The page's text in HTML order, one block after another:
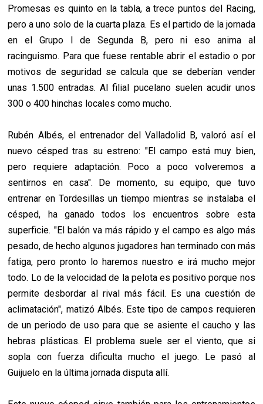
Promesas es quinto en la tabla, a trece puntos del Racing,
pero a uno solo de la cuarta plaza. Es el partido de la jornada
en el Grupo I de Segunda B, pero ni eso anima al
racinguismo. Para que fuese rentable abrir el estadio o por
motivos de seguridad se calcula que se deberían vender
unas 1.500 entradas. Al filial pucelano suelen acudir unos
300 o 400 hinchas locales como mucho.
Rubén Albés, el entrenador del Valladolid B, valoró así el
nuevo césped tras su estreno: "El campo está muy bien,
pero requiere adaptación. Poco a poco volveremos a
sentirnos en casa". De momento, su equipo, que tuvo
entrenar en Tordesillas un tiempo mientras se instalaba el
césped, ha ganado todos los encuentros sobre esta
superficie. "El balón va más rápido y el campo es algo más
pesado, de hecho algunos jugadores han terminado con más
fatiga, pero pronto lo haremos nuestro e irá mucho mejor
todo. Lo de la velocidad de la pelota es positivo porque nos
permite desbordar al rival más fácil. Es una cuestión de
aclimatación", matizó Albés. Este tipo de campos requieren
de un periodo de uso para que se asiente el caucho y las
hebras plásticas. El problema suele ser el viento, que si
sopla con fuerza dificulta mucho el juego. Le pasó al
Guijuelo en la última jornada disputa allí.